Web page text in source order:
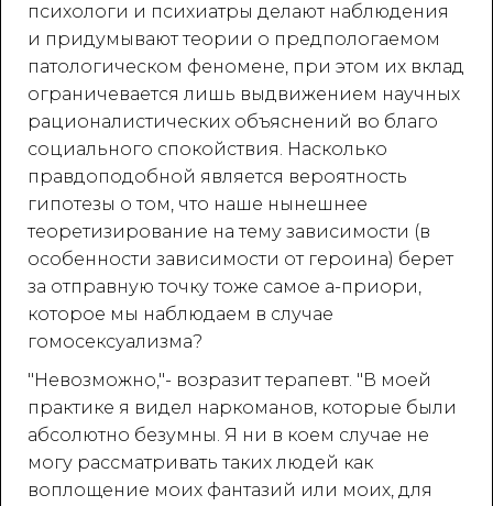
психологи и психиатры делают наблюдения
и придумывают теории о предпологаемом
патологическом феномене, при этом их вклад
ограничевается лишь выдвижением научных
рационалистических объяснений во благо
социального спокойствия. Насколько
правдоподобной является вероятность
гипотезы о том, что наше нынешнее
теоретизирование на тему зависимости (в
особенности зависимости от героина) берет
за отправную точку тоже самое а-приори,
которое мы наблюдаем в случае
гомосексуализма?
"Невозможно,"- возразит терапевт. "В моей
практике я видел наркоманов, которые были
абсолютно безумны. Я ни в коем случае не
могу рассматривать таких людей как
воплощение моих фантазий или моих, для